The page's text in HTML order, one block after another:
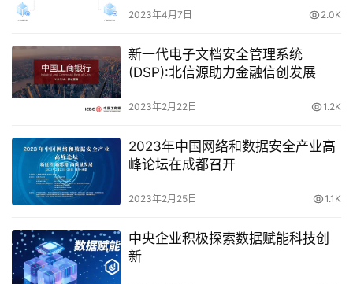
2023年4月7日 2.0K
新一代电子文档安全管理系统
(DSP):北信源助力金融信创发展
2023年2月22日 1.2K
2023年中国网络和数据安全产业高
峰论坛在成都召开
2023年2月25日 1.1K
中央企业积极探索数据赋能科技创
新